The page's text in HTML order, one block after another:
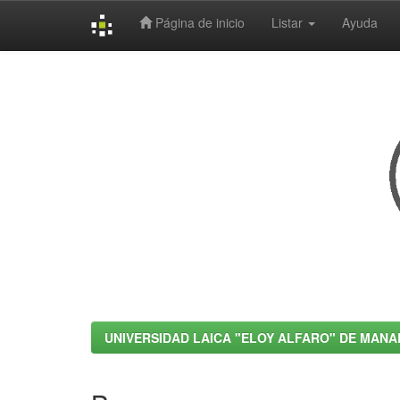
Página de inicio Listar Ayuda
UNIVERSIDAD LAICA "ELOY ALFARO" DE